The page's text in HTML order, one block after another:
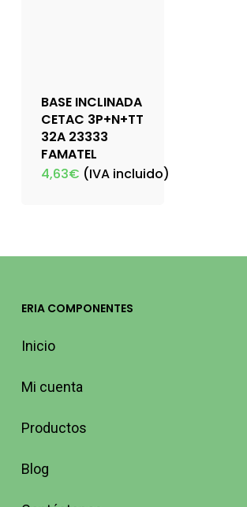
BASE INCLINADA
CETAC 3P+N+TT
32A 23333
FAMATEL
4,63€ (IVA incluido)
ERIA COMPONENTES
Inicio
Mi cuenta
Productos
Blog